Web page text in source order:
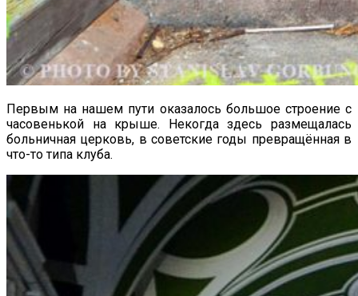
Первым на нашем пути оказалось большое строение с
часовенькой на крыше. Некогда здесь размещалась
больничная церковь, в советские годы превращённая в
что-то типа клуба.